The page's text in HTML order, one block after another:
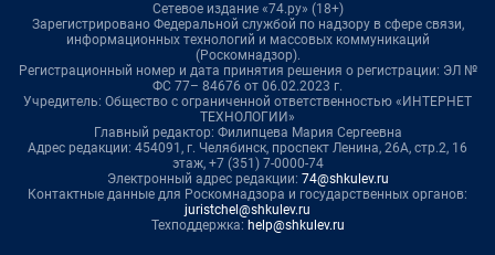
Сетевое издание «74.ру» (18+)
Зарегистрировано Федеральной службой по надзору в сфере связи,
информационных технологий и массовых коммуникаций
(Роскомнадзор).
Регистрационный номер и дата принятия решения о регистрации: ЭЛ №
ФС 77– 84676 от 06.02.2023 г.
Учредитель: Общество с ограниченной ответственностью «ИНТЕРНЕТ
ТЕХНОЛОГИИ»
Главный редактор: Филипцева Мария Сергеевна
Адрес редакции: 454091, г. Челябинск, проспект Ленина, 26А, стр.2, 16
этаж, +7 (351) 7-0000-74
Электронный адрес редакции: 74@shkulev.ru
Контактные данные для Роскомнадзора и государственных органов:
juristchel@shkulev.ru
Техподдержка: help@shkulev.ru